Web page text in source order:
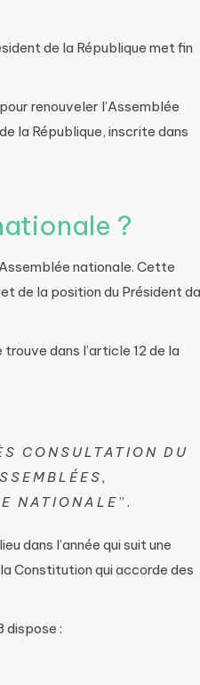
de la République met fin
renouveler l’Assemblée
la République, inscrite dans
?
nationale. Cette
de la position du Président
dans l’article 12 de la
CONSULTATION DU
NATIONALE”.
dans l’année qui suit une
Constitution qui accorde des
dispose :